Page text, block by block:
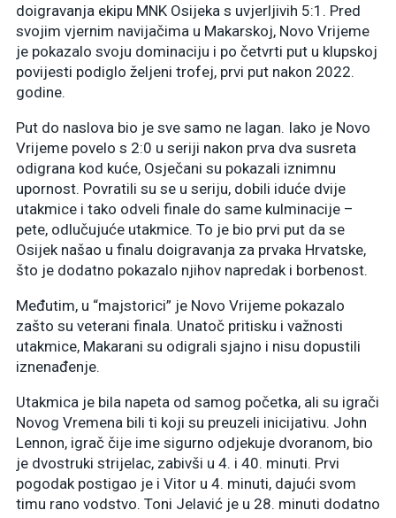
doigravanja ekipu MNK Osijeka s uvjerljivih 5:1. Pred
svojim vjernim navijačima u Makarskoj, Novo Vrijeme
je pokazalo svoju dominaciju i po četvrti put u klupskoj
povijesti podiglo željeni trofej, prvi put nakon 2022.
godine.
Put do naslova bio je sve samo ne lagan. Iako je Novo
Vrijeme povelo s 2:0 u seriji nakon prva dva susreta
odigrana kod kuće, Osječani su pokazali iznimnu
upornost. Povratili su se u seriju, dobili iduće dvije
utakmice i tako odveli finale do same kulminacije –
pete, odlučujuće utakmice. To je bio prvi put da se
Osijek našao u finalu doigravanja za prvaka Hrvatske,
što je dodatno pokazalo njihov napredak i borbenost.
Međutim, u “majstorici” je Novo Vrijeme pokazalo
zašto su veterani finala. Unatoč pritisku i važnosti
utakmice, Makarani su odigrali sjajno i nisu dopustili
iznenađenje.
Utakmica je bila napeta od samog početka, ali su igrači
Novog Vremena bili ti koji su preuzeli inicijativu. John
Lennon, igrač čije ime sigurno odjekuje dvoranom, bio
je dvostruki strijelac, zabivši u 4. i 40. minuti. Prvi
pogodak postigao je i Vitor u 4. minuti, dajući svom
timu rano vodstvo. Toni Jelavić je u 28. minuti dodatno